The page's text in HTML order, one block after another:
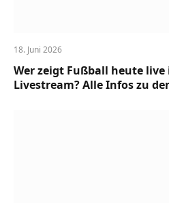
18. Juni 2026
Wer zeigt Fußball heute live
Livestream? Alle Infos zu